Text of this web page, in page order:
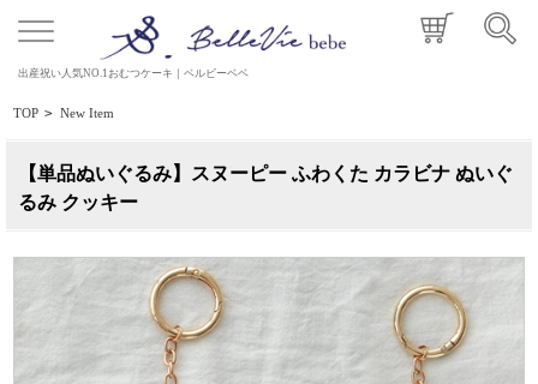
出産祝い人気NO.1おむつケーキ｜ベルビーベベ
TOP > New Item
【単品ぬいぐるみ】スヌーピー ふわくた カラビナ ぬいぐ
るみ クッキー